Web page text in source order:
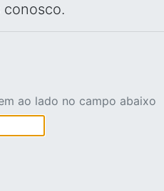
ao lado no campo abaixo